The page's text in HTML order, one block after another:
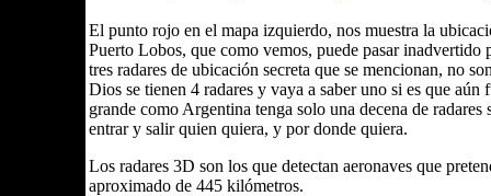
El punto rojo en el mapa izquierdo, nos muestra la
Puerto Lobos, que como vemos, puede pasar
tres radares de ubicación secreta que se mencionan, no
Dios se tienen 4 radares y vaya a saber uno si es que
grande como Argentina tenga solo una decena de
entrar y salir quien quiera, y por donde quiera.
Los radares 3D son los que detectan aeronaves que
aproximado de 445 kilómetros.